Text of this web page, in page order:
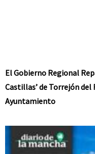
El Gobierno Regional
Castillas’ de Torrejón del
Ayuntamiento